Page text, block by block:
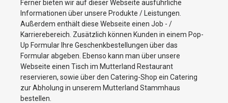
Ferner bieten wir auf dieser Webseite ausführliche
Informationen über unsere Produkte / Leistungen.
Außerdem enthält diese Webseite einen Job - /
Karrierebereich. Zusätzlich können Kunden in einem Pop-
Up Formular Ihre Geschenkbestellungen über das
Formular abgeben. Ebenso kann man über unsere
Webseite einen Tisch im Mutterland Restaurant
reservieren, sowie über den Catering-Shop ein Catering
zur Abholung in unserem Mutterland Stammhaus
bestellen.